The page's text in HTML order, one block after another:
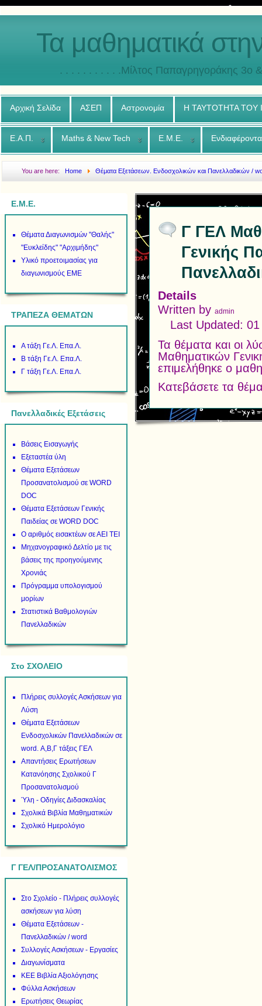
Τα μαθηματικά
. . . . . . . . . . .Μίλτος Παπαγρηγοράκης 3o
Αρχική Σελίδα ΑΣΕΠ Αστρονομία Η ΤΑΥΤΟΤΗΤΑ ΤΟΥ
Ε.Α.Π. Maths & New Tech Ε.Μ.Ε.
You are here:Home
Θέματα Εξετάσεων. Ενδοσχολικών και Πανελλαδικών /
Γενικής Παιδείας - ΛΥΣΕΙΣ των θεμάτων των Πανελλαδικών εξετάσεων 2000-2013
Ε.Μ.Ε.
Θέματα Διαγωνισμών "Θαλής"
"Ευκλείδης" "Αρχιμήδης"
Υλικό προετοιμασίας για
διαγωνισμούς ΕΜΕ
ΤΡΑΠΕΖΑ ΘΕΜΑΤΩΝ
Α τάξη Γε.Λ. Επα.Λ.
Β τάξη Γε.Λ. Επα.Λ.
Γ τάξη Γε.Λ. Επα.Λ.
Πανελλαδικές Εξετάσεις
Βάσεις Εισαγωγής
Εξεταστέα ύλη
Θέματα Εξετάσεων
Προσανατολισμού σε WORD
DOC
Θέματα Εξετάσεων Γενικής
Παιδείας σε WORD DOC
Ο αριθμός εισακτέων σε ΑΕΙ ΤΕΙ
Μηχανογραφικό Δελτίο με τις
βάσεις της προηγούμενης
Χρονιάς
Πρόγραμμα υπολογισμού
μορίων
Στατιστικά Βαθμολογιών
Πανελλαδικών
Στο ΣΧΟΛΕΙΟ
Πλήρεις συλλογές Ασκήσεων για
Λύση
Θέματα Εξετάσεων
Ενδοσχολικών Πανελλαδικών σε
word. Α,Β,Γ τάξεις ΓΕΛ
Απαντήσεις Ερωτήσεων
Κατανόησης Σχολικού Γ
Προσανατολισμού
Ύλη - Οδηγίες Διδασκαλίας
Σχολικά Βιβλία Μαθηματικών
Σχολικό Ημερολόγιο
Γ ΓΕΛ/ΠΡΟΣΑΝΑΤΟΛΙΣΜΟΣ
Στο Σχολείο - Πλήρεις συλλογές
ασκήσεων για λύση
Θέματα Εξετάσεων -
Πανελλαδικών / word
Συλλογές Ασκήσεων - Εργασίες
Διαγωνίσματα
ΚΕΕ Βιβλία Αξιολόγησης
Φύλλα Ασκήσεων
Ερωτήσεις Θεωρίας
Γ ΓΕΛ
Γενικής
Details
Written byadmin
Last Updated:
Τα θέματα και οι
Μαθηματικών
επιμελήθηκε ο
Κατεβάσετε τα